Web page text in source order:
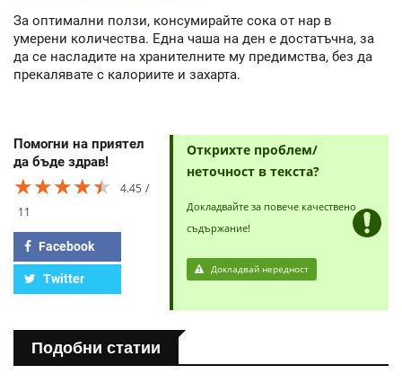
За оптимални ползи, консумирайте сока от нар в
умерени количества. Една чаша на ден е достатъчна, за
да се насладите на хранителните му предимства, без да
прекалявате с калориите и захарта.
Помогни на приятел
да бъде здрав!
★★★★★
★★★★★
★★★★★
4.45
11
Facebook
Twitter
Открихте проблем/
неточност в текста?
Докладвайте за повече качествено
съдържание!
Докладвай нередност
Подобни статии